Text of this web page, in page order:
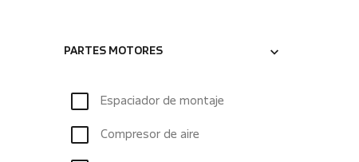
PARTES MOTORES
Espaciador de montaje
Compresor de aire